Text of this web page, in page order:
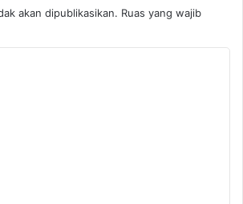
akan dipublikasikan. Ruas yang wajib